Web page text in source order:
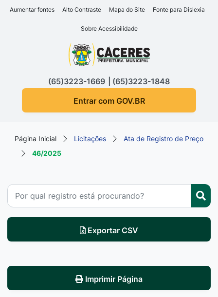
Seção de atalhos e links
Ir para o conteúdo [alt+1]
Ir para o rodapé [alt+4]
Aumentar fontes Alto Contraste Mapa do Site Fonte para Dislexia
Sobre Acessibilidade
Seção do menu principal
(65)3223-1669
(65)3223-1848
Entrar com GOV.BR
Página Inicial Licitações
Ata de Registro de Preço
46/2025
Exportar CSV
Imprimir Página